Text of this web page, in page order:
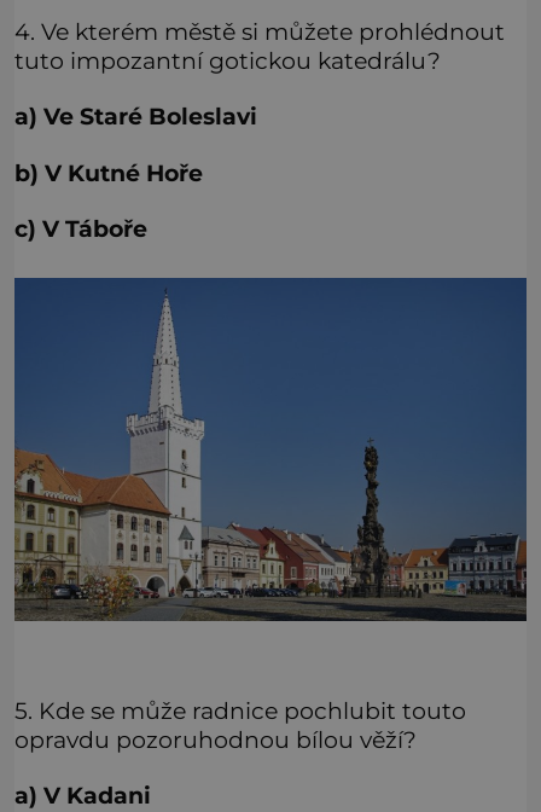
4. Ve kterém městě si můžete prohlédnout
tuto impozantní gotickou katedrálu?
a) Ve Staré Boleslavi
b) V Kutné Hoře
c) V Táboře
5. Kde se může radnice pochlubit touto
opravdu pozoruhodnou bílou věží?
a) V Kadani